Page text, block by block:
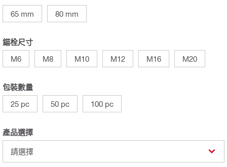
65 mm 80 mm
錨栓尺寸
M6
M8 M10 M12 M16 M20
包裝數量
25 pc
50 pc 100 pc
產品選擇
請選擇